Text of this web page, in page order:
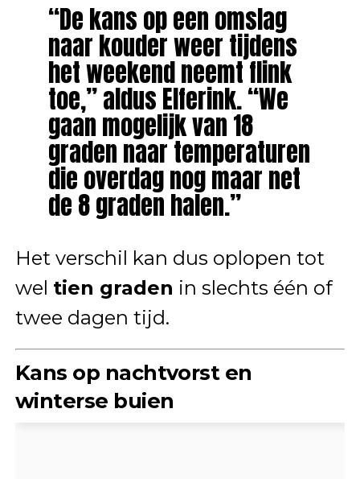
“De kans op een omslag
naar kouder weer tijdens
het weekend neemt flink
toe,” aldus Elferink. “We
gaan mogelijk van 18
graden naar temperaturen
die overdag nog maar net
de 8 graden halen.”
Het verschil kan dus oplopen tot
wel tien graden in slechts één of
twee dagen tijd.
Kans op nachtvorst en
winterse buien